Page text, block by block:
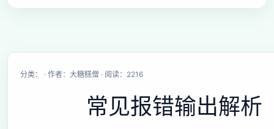
分类： · 作者：大糖糕僧 · 阅读：2216
常见报错输出解析